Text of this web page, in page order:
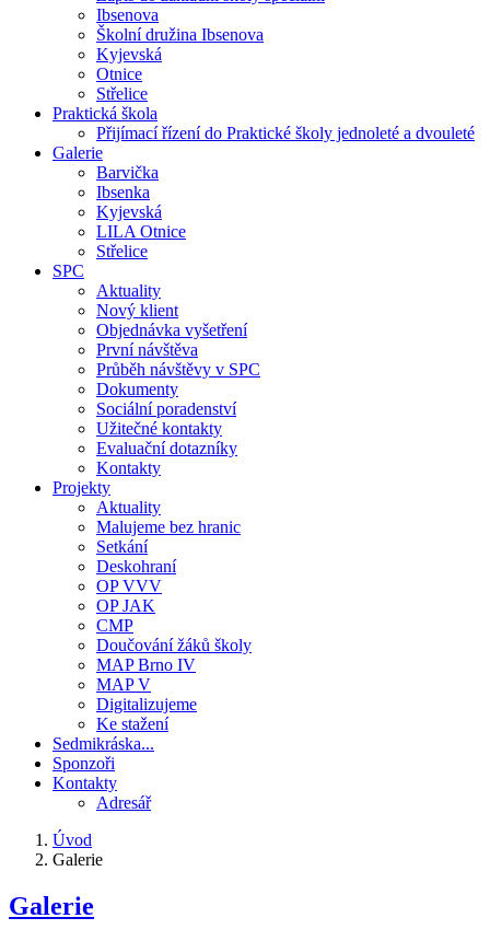
Ibsenova
Školní družina Ibsenova
Kyjevská
Otnice
Střelice
Praktická škola
Přijímací řízení do Praktické školy jednoleté a dvouleté
Galerie
Barvička
Ibsenka
Kyjevská
LILA Otnice
Střelice
SPC
Aktuality
Nový klient
Objednávka vyšetření
První návštěva
Průběh návštěvy v SPC
Dokumenty
Sociální poradenství
Užitečné kontakty
Evaluační dotazníky
Kontakty
Projekty
Aktuality
Malujeme bez hranic
Setkání
Deskohraní
OP VVV
OP JAK
CMP
Doučování žáků školy
MAP Brno IV
MAP V
Digitalizujeme
Ke stažení
Sedmikráska...
Sponzoři
Kontakty
Adresář
Drobečková
navigace
Úvod
Galerie
Galerie